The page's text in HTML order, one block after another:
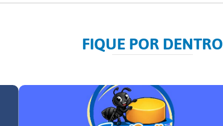
FIQUE POR DENTRO